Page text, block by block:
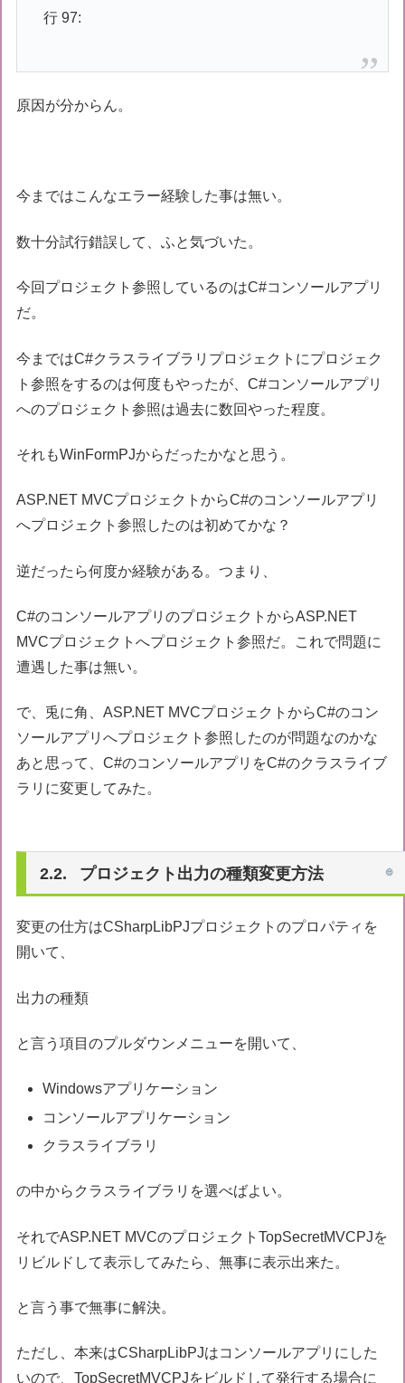
行 97:
原因が分からん。
今まではこんなエラー経験した事は無い。
数十分試行錯誤して、ふと気づいた。
今回プロジェクト参照しているのはC#コンソールアプリ
だ。
今まではC#クラスライブラリプロジェクトにプロジェク
ト参照をするのは何度もやったが、C#コンソールアプリ
へのプロジェクト参照は過去に数回やった程度。
それもWinFormPJからだったかなと思う。
ASP.NET MVCプロジェクトからC#のコンソールアプリ
へプロジェクト参照したのは初めてかな？
逆だったら何度か経験がある。つまり、
C#のコンソールアプリのプロジェクトからASP.NET
MVCプロジェクトへプロジェクト参照だ。これで問題に
遭遇した事は無い。
で、兎に角、ASP.NET MVCプロジェクトからC#のコン
ソールアプリへプロジェクト参照したのが問題なのかな
あと思って、C#のコンソールアプリをC#のクラスライブ
ラリに変更してみた。
プロジェクト出力の種類変更方法
変更の仕方はCSharpLibPJプロジェクトのプロパティを
開いて、
出力の種類
と言う項目のプルダウンメニューを開いて、
Windowsアプリケーション
コンソールアプリケーション
クラスライブラリ
の中からクラスライブラリを選べばよい。
それでASP.NET MVCのプロジェクトTopSecretMVCPJを
リビルドして表示してみたら、無事に表示出来た。
と言う事で無事に解決。
ただし、本来はCSharpLibPJはコンソールアプリにした
いので、TopSecretMVCPJをビルドして発行する場合に